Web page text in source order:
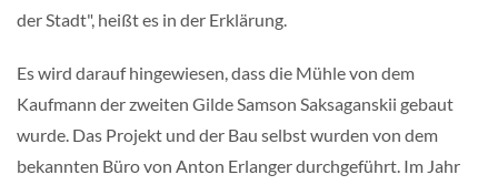
der Stadt", heißt es in der Erklärung.
Es wird darauf hingewiesen, dass die Mühle von dem
Kaufmann der zweiten Gilde Samson Saksaganskii gebaut
wurde. Das Projekt und der Bau selbst wurden von dem
bekannten Büro von Anton Erlanger durchgeführt. Im Jahr